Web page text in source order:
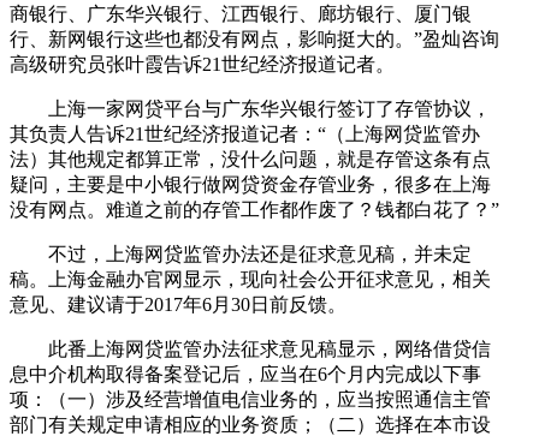
商银行、广东华兴银行、江西银行、廊坊银行、厦门银
行、新网银行这些也都没有网点，影响挺大的。”盈灿咨询
高级研究员张叶霞告诉21世纪经济报道记者。
上海一家网贷平台与广东华兴银行签订了存管协议，
其负责人告诉21世纪经济报道记者：“（上海网贷监管办
法）其他规定都算正常，没什么问题，就是存管这条有点
疑问，主要是中小银行做网贷资金存管业务，很多在上海
没有网点。难道之前的存管工作都作废了？钱都白花了？”
不过，上海网贷监管办法还是征求意见稿，并未定
稿。上海金融办官网显示，现向社会公开征求意见，相关
意见、建议请于2017年6月30日前反馈。
此番上海网贷监管办法征求意见稿显示，网络借贷信
息中介机构取得备案登记后，应当在6个月内完成以下事
项：（一）涉及经营增值电信业务的，应当按照通信主管
部门有关规定申请相应的业务资质；（二）选择在本市设